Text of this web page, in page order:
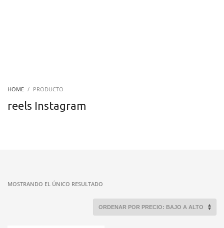
HOME PRODUCTO
reels Instagram
MOSTRANDO EL ÚNICO RESULTADO